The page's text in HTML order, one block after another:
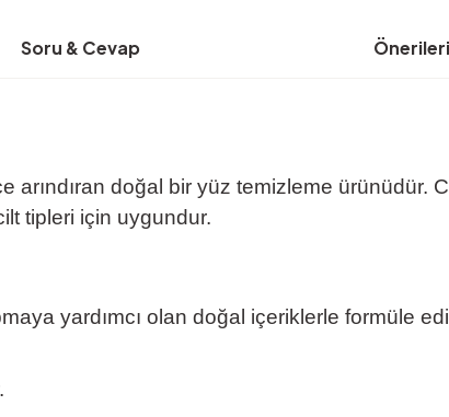
Soru & Cevap
doğal bir yüz temizleme ürünüdür.
tipleri için uygundur.
yardımcı olan doğal içeriklerle formüle